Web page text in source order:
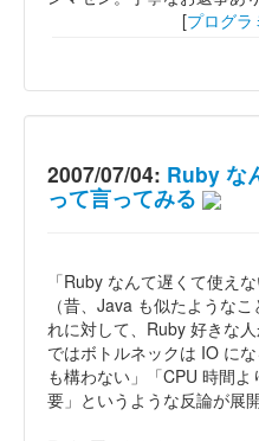
[プログラ
2007/07/04: Ruby な
って言ってみる
「Ruby なんて遅くて使え
（昔、Java も似たような
れに対して、Ruby 好きな
ではボトルネックは IO に
も構わない」「CPU 時間
要」というような反論が展